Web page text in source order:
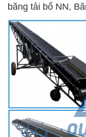
băng tải bố NN,